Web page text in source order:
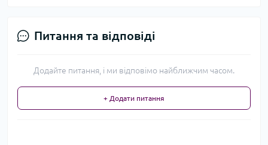
Питання та відповіді
Додайте питання, і ми відповімо найближчим часом.
+ Додати питання